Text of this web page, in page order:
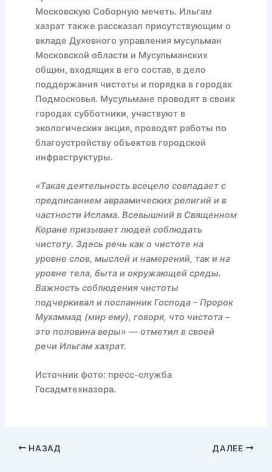
Московскую Соборную мечеть. Ильгам
хазрат также рассказал присутствующим о
вкладе Духовного управления мусульман
Московской области и Мусульманских
общин, входящих в его состав, в дело
поддержания чистоты и порядка в городах
Подмосковья. Мусульмане проводят в своих
городах субботники, участвуют в
экологических акция, проводят работы по
благоустройству объектов городской
инфраструктуры.
«Такая деятельность всецело совпадает с
предписанием авраамических религий и в
частности Ислама. Всевышний в Священном
Коране призывает людей соблюдать
чистоту. Здесь речь как о чистоте на
уровне слов, мыслей и намерений, так и на
уровне тела, быта и окружающей среды.
Важность соблюдения чистоты
подчеркивал и посланник Господа – Пророк
Мухаммад (мир ему), говоря, что чистота –
это половина веры» — отметил в своей
речи Ильгам хазрат.
Источник фото: пресс-служба
Госадмтехназора.
НАЗАД ДАЛЕЕ